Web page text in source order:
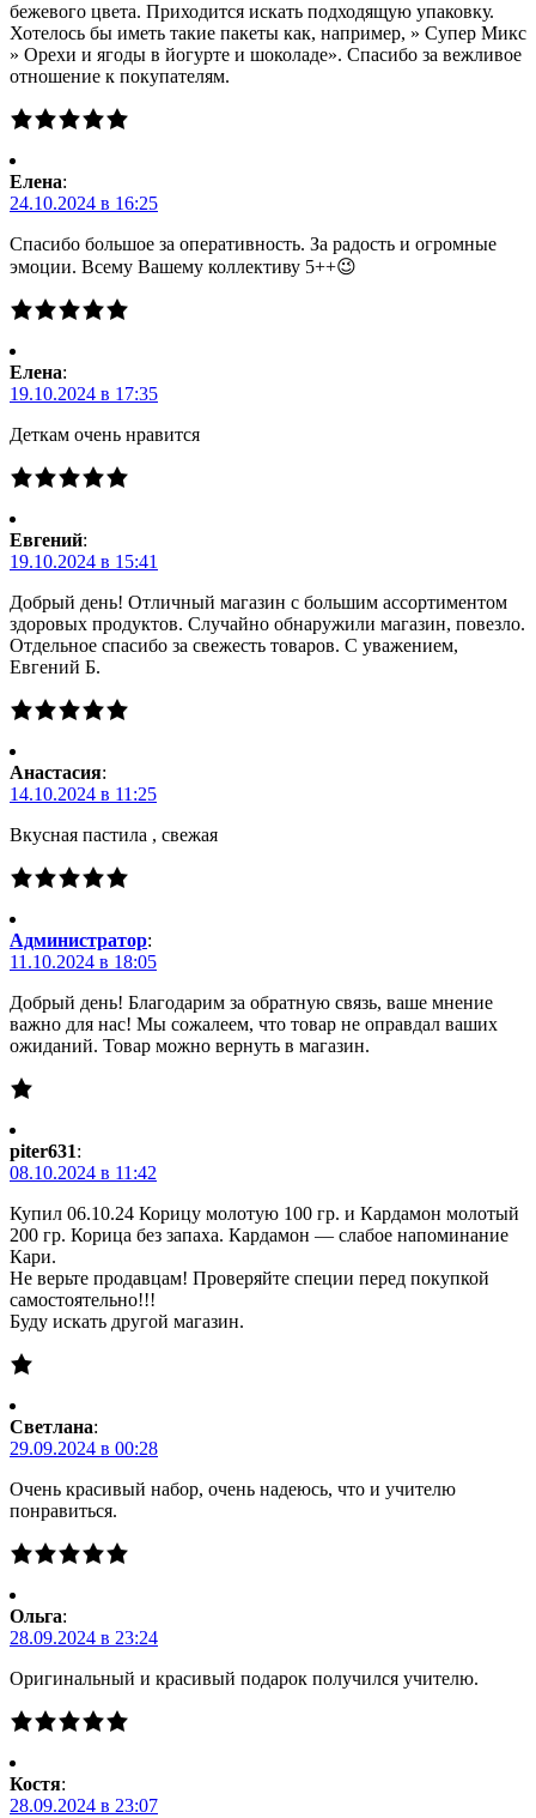
бежевого цвета. Приходится искать подходящую упаковку.
Хотелось бы иметь такие пакеты как, например, » Супер Микс
» Орехи и ягоды в йогурте и шоколаде». Спасибо за вежливое
отношение к покупателям.
Елена:
24.10.2024 в 16:25
Спасибо большое за оперативность. За радость и огромные
эмоции. Всему Вашему коллективу 5++😉
Елена:
19.10.2024 в 17:35
Деткам очень нравится
Евгений:
19.10.2024 в 15:41
Добрый день! Отличный магазин с большим ассортиментом
здоровых продуктов. Случайно обнаружили магазин, повезло.
Отдельное спасибо за свежесть товаров. С уважением,
Евгений Б.
Анастасия:
14.10.2024 в 11:25
Вкусная пастила , свежая
Администратор:
11.10.2024 в 18:05
Добрый день! Благодарим за обратную связь, ваше мнение
важно для нас! Мы сожалеем, что товар не оправдал ваших
ожиданий. Товар можно вернуть в магазин.
piter631:
08.10.2024 в 11:42
Купил 06.10.24 Корицу молотую 100 гр. и Кардамон молотый
200 гр. Корица без запаха. Кардамон — слабое напоминание
Кари.
Не верьте продавцам! Проверяйте специи перед покупкой
самостоятельно!!!
Буду искать другой магазин.
Светлана:
29.09.2024 в 00:28
Очень красивый набор, очень надеюсь, что и учителю
понравиться.
Ольга:
28.09.2024 в 23:24
Оригинальный и красивый подарок получился учителю.
Костя:
28.09.2024 в 23:07